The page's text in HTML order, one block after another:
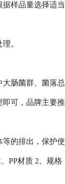
据样品量选择适
。
肠菌群、菌落
可，品牌主要
的排出，保护
PP材质 2、规